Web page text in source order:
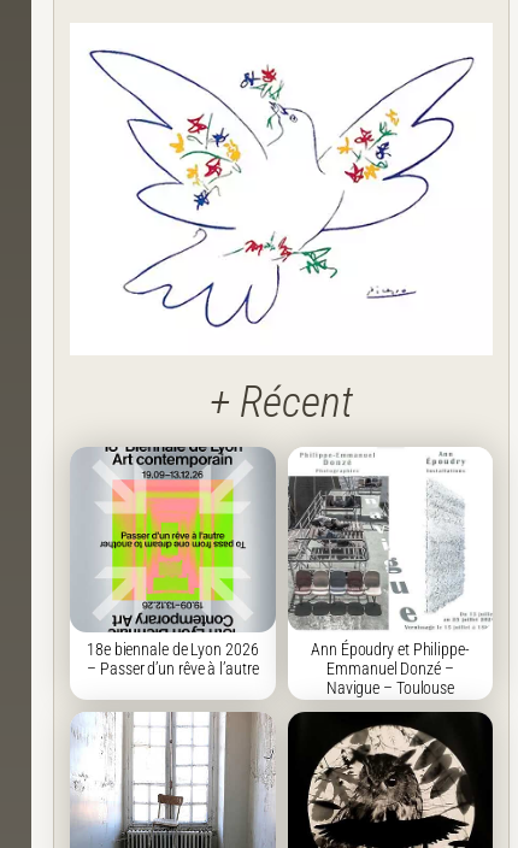
+ Récent
18e biennale de Lyon 2026
– Passer d’un rêve à l’autre
Ann Époudry et Philippe-
Emmanuel Donzé –
Navigue – Toulouse